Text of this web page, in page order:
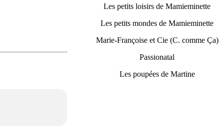
Les petits loisirs de Mamieminette
Les petits mondes de Mamieminette
Marie-Françoise et Cie (C. comme Ça)
Passionatal
Les poupées de Martine